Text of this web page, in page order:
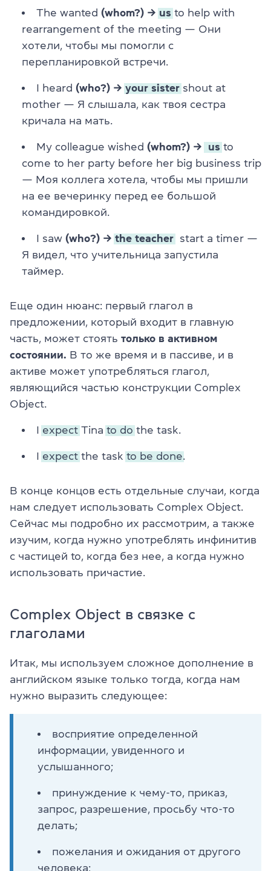
The wanted (whom?) → us to help with
rearrangement of the meeting — Они
хотели, чтобы мы помогли с
перепланировкой встречи.
I heard (who?) → your sister shout at
mother — Я слышала, как твоя сестра
кричала на мать.
My colleague wished (whom?) → us to
come to her party before her big business trip
— Моя коллега хотела, чтобы мы пришли
на ее вечеринку перед ее большой
командировкой.
I saw (who?) → the teacher
start a timer —
Я видел, что учительница запустила
таймер.
Еще один нюанс: первый глагол в
предложении, который входит в главную
часть, может стоять только в активном
состоянии. В то же время и в пассиве, и в
активе может употребляться глагол,
являющийся частью конструкции Complex
Object.
I expect Tina to do the task.
I expect the task to be done.
В конце концов есть отдельные случаи, когда
нам следует использовать Complex Object.
Сейчас мы подробно их рассмотрим, а также
изучим, когда нужно употреблять инфинитив
с частицей to, когда без нее, а когда нужно
использовать причастие.
Complex Object в связке с
глаголами
Итак, мы используем сложное дополнение в
английском языке только тогда, когда нам
нужно выразить следующее:
восприятие определенной
информации, увиденного и
услышанного;
принуждение к чему-то, приказ,
запрос, разрешение, просьбу что-то
делать;
пожелания и ожидания от другого
человека;